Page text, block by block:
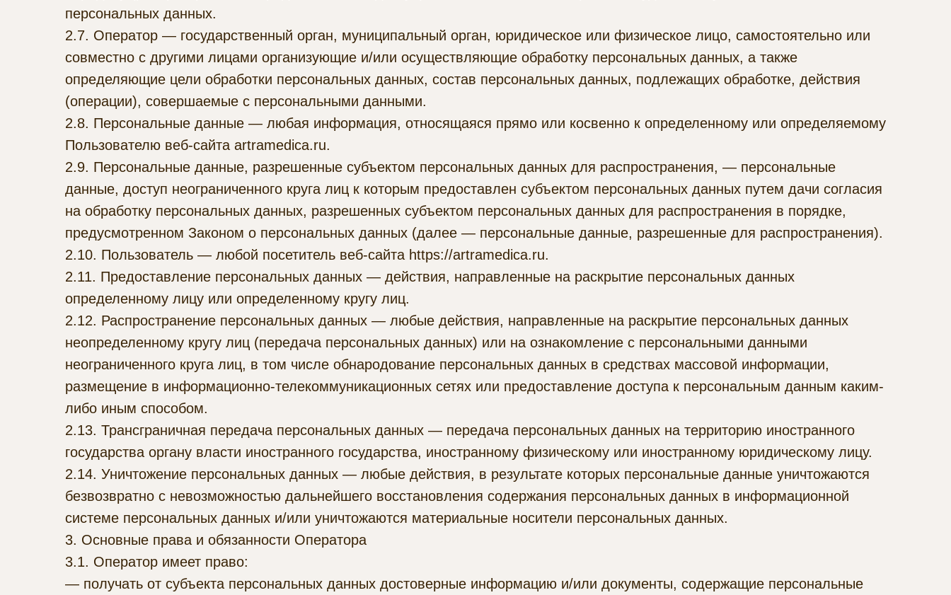
персональных данных.
2.7. Оператор — государственный орган, муниципальный орган, юридическое или физическое лицо, самостоятельно или
совместно с другими лицами организующие и/или осуществляющие обработку персональных данных, а также
определяющие цели обработки персональных данных, состав персональных данных, подлежащих обработке, действия
(операции), совершаемые с персональными данными.
2.8. Персональные данные — любая информация, относящаяся прямо или косвенно к определенному или определяемому
Пользователю веб-сайта artramedica.ru.
2.9. Персональные данные, разрешенные субъектом персональных данных для распространения, — персональные
данные, доступ неограниченного круга лиц к которым предоставлен субъектом персональных данных путем дачи согласия
на обработку персональных данных, разрешенных субъектом персональных данных для распространения в порядке,
предусмотренном Законом о персональных данных (далее — персональные данные, разрешенные для распространения).
2.10. Пользователь — любой посетитель веб-сайта https://artramedica.ru.
2.11. Предоставление персональных данных — действия, направленные на раскрытие персональных данных
определенному лицу или определенному кругу лиц.
2.12. Распространение персональных данных — любые действия, направленные на раскрытие персональных данных
неопределенному кругу лиц (передача персональных данных) или на ознакомление с персональными данными
неограниченного круга лиц, в том числе обнародование персональных данных в средствах массовой информации,
размещение в информационно-телекоммуникационных сетях или предоставление доступа к персональным данным каким-
либо иным способом.
2.13. Трансграничная передача персональных данных — передача персональных данных на территорию иностранного
государства органу власти иностранного государства, иностранному физическому или иностранному юридическому лицу.
2.14. Уничтожение персональных данных — любые действия, в результате которых персональные данные уничтожаются
безвозвратно с невозможностью дальнейшего восстановления содержания персональных данных в информационной
системе персональных данных и/или уничтожаются материальные носители персональных данных.
3. Основные права и обязанности Оператора
3.1. Оператор имеет право:
— получать от субъекта персональных данных достоверные информацию и/или документы, содержащие персональные